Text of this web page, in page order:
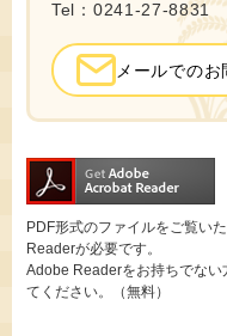
Tel：0241-27-8831
メールでの
PDF形式のファイルをご覧い
Readerが必要です。
Adobe Readerをお持ちでない
てください。（無料）